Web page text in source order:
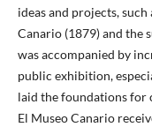
ideas and projects,
Canario (1879) and the
was accompanied by
public exhibition,
laid the foundations for
El Museo Canario